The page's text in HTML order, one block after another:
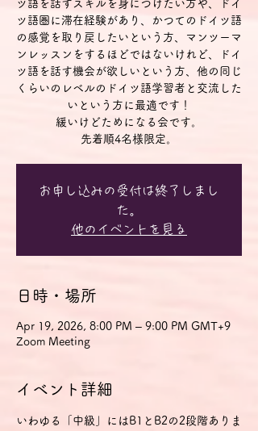
ツ語を話すスキルを身につけたい方や、ドイ
ツ語圏に滞在経験があり、かつてのドイツ語
の感覚を取り戻したいという方、マンツーマ
ンレッスンをするほどではないけれど、ドイ
ツ語を話す機会が欲しいという方、他の同じ
くらいのレベルのドイツ語学習者と交流した
いという方に最適です！
緩いけどためになる会です。
先着順4名様限定。
お申し込みの受付は終了しまし
た。
他のイベントを見る
日時・場所
Apr 19, 2026, 8:00 PM – 9:00 PM GMT+9
Zoom Meeting
イベント詳細
いわゆる「中級」にはB1とB2の2段階ありま